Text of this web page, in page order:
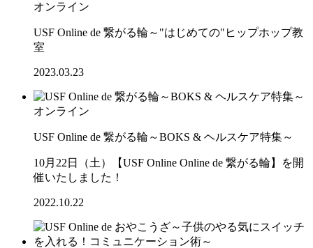
オンライン
USF Online de 繋がる輪～"はじめての"ヒップホップ教
室
2023.03.23
オンライン
USF Online de 繋がる輪～BOKS & ヘルスケア特集～
10月22日（土）【USF Online Online de 繋がる輪】を開
催いたしました！
2022.10.22